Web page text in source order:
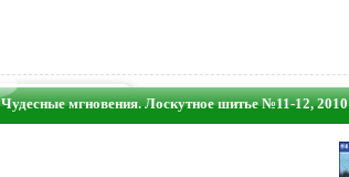
Чудесные мгновения. Лоскутное шитье №11-12, 2010